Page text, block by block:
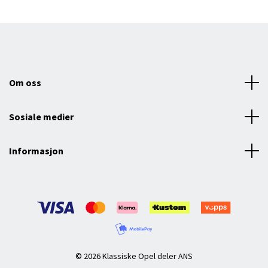
Om oss
Sosiale medier
Informasjon
© 2026 Klassiske Opel deler ANS